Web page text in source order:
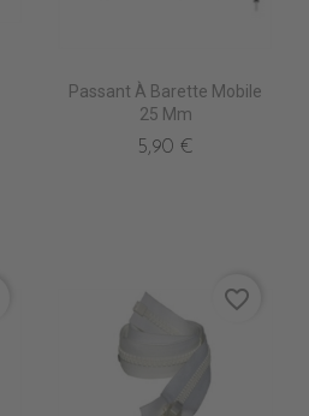
Passant À Barette Mobile
25 Mm
5,90 €
favorite_border